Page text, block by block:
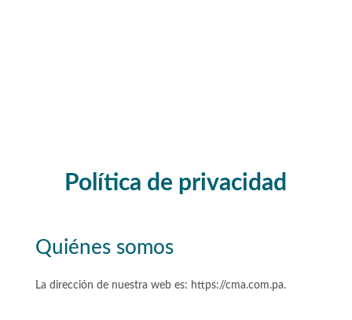
Política de privacidad
Quiénes somos
La dirección de nuestra web es: https://cma.com.pa.